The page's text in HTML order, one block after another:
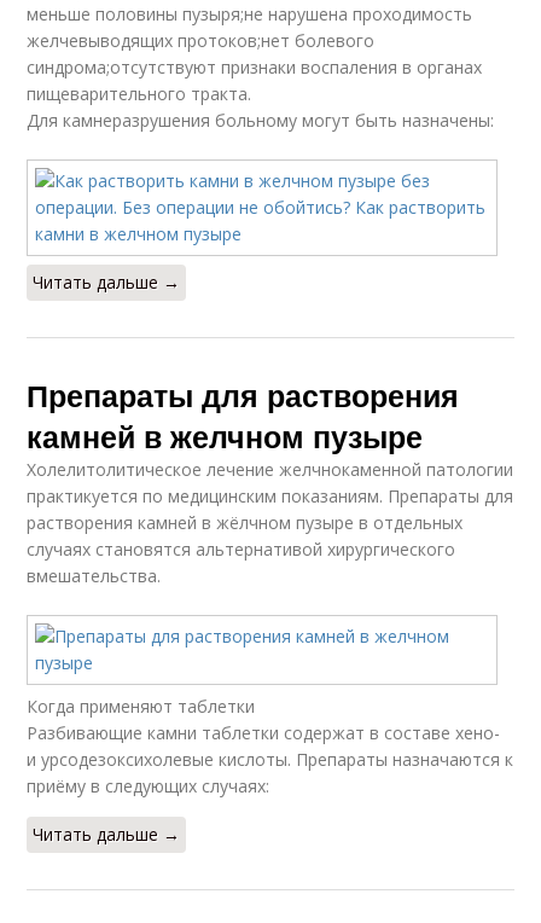
меньше половины пузыря;не нарушена проходимость
желчевыводящих протоков;нет болевого
синдрома;отсутствуют признаки воспаления в органах
пищеварительного тракта.
Для камнеразрушения больному могут быть назначены:
Читать дальше →
Препараты для растворения
камней в желчном пузыре
Холелитолитическое лечение желчнокаменной патологии
практикуется по медицинским показаниям. Препараты для
растворения камней в жёлчном пузыре в отдельных
случаях становятся альтернативой хирургического
вмешательства.
Когда применяют таблетки
Разбивающие камни таблетки содержат в составе хено-
и урсодезоксихолевые кислоты. Препараты назначаются к
приёму в следующих случаях:
Читать дальше →